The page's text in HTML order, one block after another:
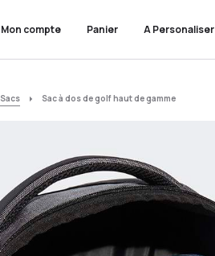
Mon compte Panier A Personaliser
Sacs Sac à dos de golf haut de gamme